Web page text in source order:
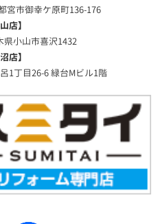
宮市御幸ケ原町136-176
店】
小山市喜沢1432
店】
1丁目26-6 緑台Mビル1階